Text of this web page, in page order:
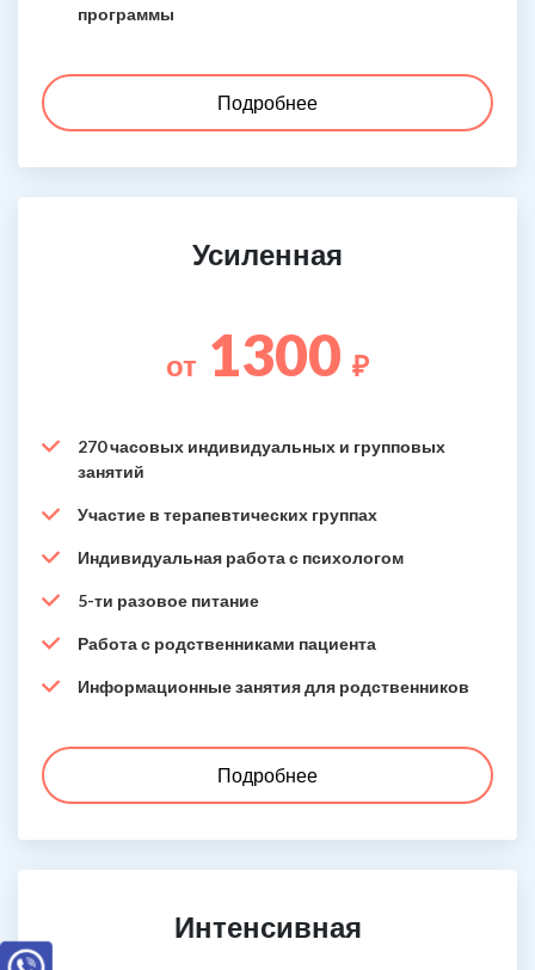
программы
Подробнее
Усиленная
от 1300 ₽
270 часовых индивидуальных и групповых
занятий
Участие в терапевтических группах
Индивидуальная работа с психологом
5-ти разовое питание
Работа с родственниками пациента
Информационные занятия для родственников
Подробнее
Интенсивная